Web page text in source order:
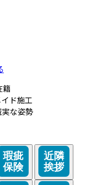
籍
ド施工
な姿勢